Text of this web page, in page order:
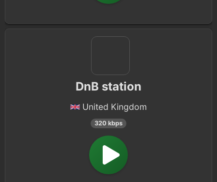
DnB station
United Kingdom
320 kbps